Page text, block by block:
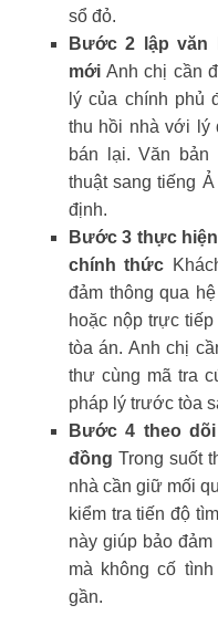
sổ đỏ.
Bước 2 lập văn
mới Anh chị cần
lý của chính phủ
thu hồi nhà với lý
bán lại. Văn
thuật sang tiếng
định.
Bước 3 thực
chính thức
đảm thông qua
hoặc nộp trực
tòa án. Anh chị
thư cùng mã tra
pháp lý trước tòa
Bước 4 theo
đồng Trong suốt
nhà cần giữ mối
kiểm tra tiến độ
này giúp bảo
mà không cố
gần.